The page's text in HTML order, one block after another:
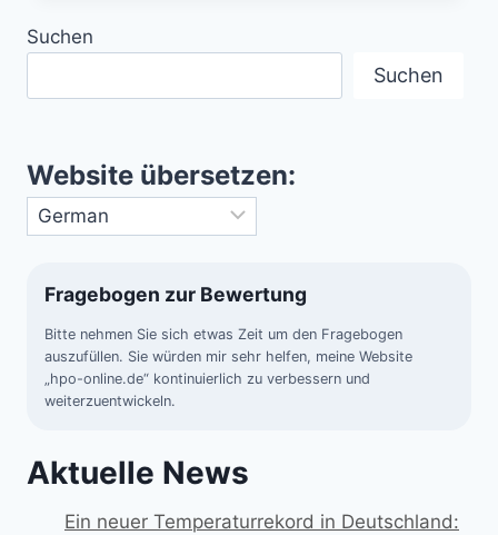
Suchen
Suchen
Website übersetzen:
Fragebogen zur Bewertung
Bitte nehmen Sie sich etwas Zeit um den Fragebogen
auszufüllen. Sie würden mir sehr helfen, meine Website
„hpo-online.de“ kontinuierlich zu verbessern und
weiterzuentwickeln.
Aktuelle News
Ein neuer Temperaturrekord in Deutschland: